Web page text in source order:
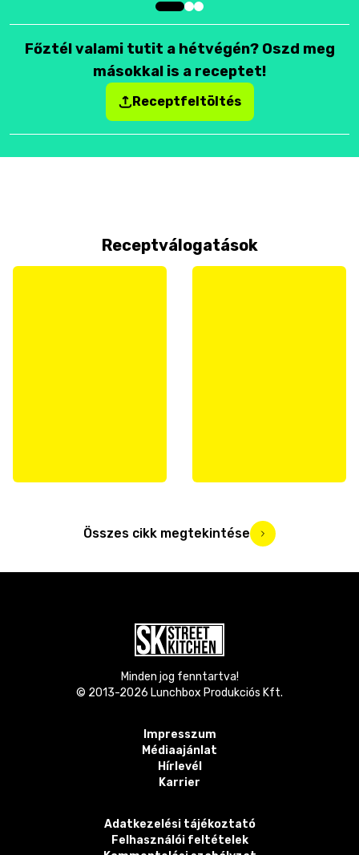
Főztél valami tutit a hétvégén? Oszd meg
másokkal is a receptet!
Receptfeltöltés
Receptválogatások
Összes cikk megtekintése
Minden jog fenntartva!
© 2013-2026 Lunchbox Produkciós Kft.
Impresszum
Médiaajánlat
Hírlevél
Karrier
Adatkezelési tájékoztató
Felhasználói feltételek